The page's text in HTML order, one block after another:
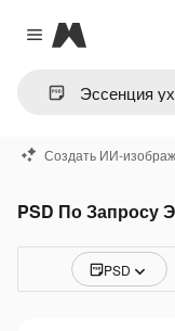
Close menu
Magnific
Создать ИИ-
PSD По Запросу
PSD